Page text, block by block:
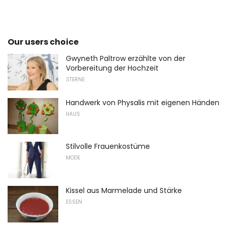
Our users choice
Gwyneth Paltrow erzählte von der
Vorbereitung der Hochzeit
STERNE
Handwerk von Physalis mit eigenen Händen
HAUS
Stilvolle Frauenkostüme
MODE
Kissel aus Marmelade und Stärke
ESSEN